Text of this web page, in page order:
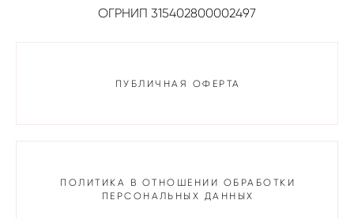
ОГРНИП 315402800002497
ПУБЛИЧНАЯ ОФЕРТА
ПОЛИТИКА В ОТНОШЕНИИ ОБРАБОТКИ
ПЕРСОНАЛЬНЫХ ДАННЫХ